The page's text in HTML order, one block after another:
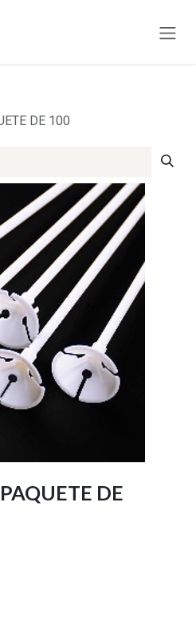
DE 100
DE